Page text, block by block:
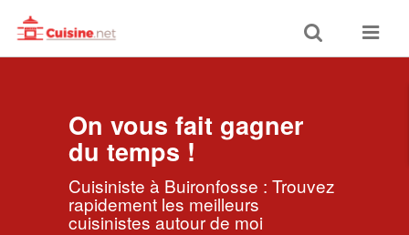
Toggle
search
Toggle
On vous fait gagner
du temps !
Cuisiniste à Buironfosse : Trouvez
rapidement les meilleurs
cuisinistes autour de moi